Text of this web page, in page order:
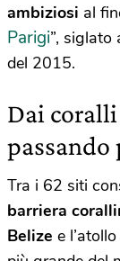
ambiziosi al
Parigi”, siglato
del 2015.
Dai
passando
Tra i 62 siti
barriera
Belize e